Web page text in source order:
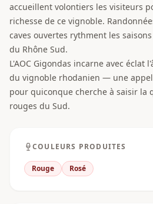
accueillent volontiers les visiteurs
richesse de ce vignoble.
caves ouvertes rythment les
du Rhône Sud.
L'AOC Gigondas incarne avec éclat
du vignoble rhodanien — une
pour quiconque cherche à saisir la
rouges du Sud.
COULEURS PRODUITES
Rouge Rosé